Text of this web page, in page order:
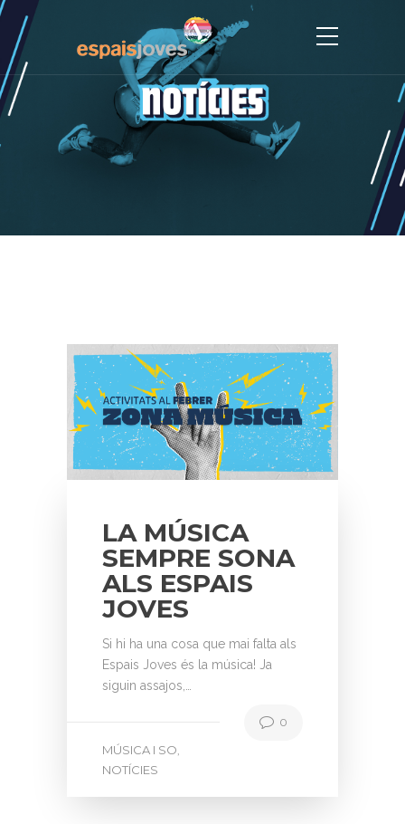
LA MÚSICA
SEMPRE SONA
ALS ESPAIS
JOVES
Si hi ha una cosa que mai falta als
Espais Joves és la música! Ja
siguin assajos,…
MÚSICA I SO,
NOTÍCIES
0